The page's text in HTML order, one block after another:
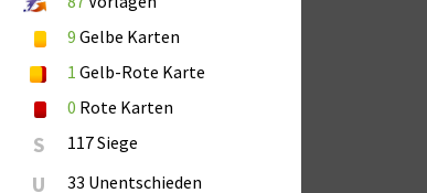
9 Gelbe Karten
1 Gelb-Rote Karte
0 Rote Karten
S 117 Siege
U 33 Unentschieden